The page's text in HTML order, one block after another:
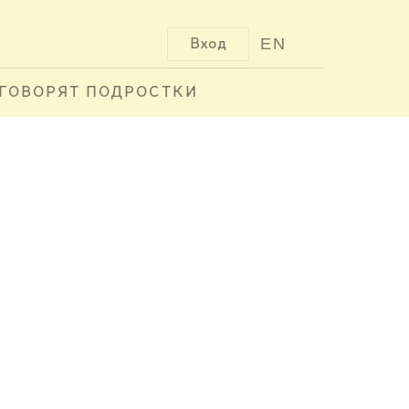
EN
Вход
ПОДРОСТКИ